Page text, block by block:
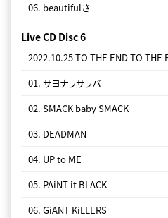
06. beautifulさ
Live CD Disc 6
2022.10.25 TO THE END TO THE
01. サヨナラサラバ
02. SMACK baby SMACK
03. DEADMAN
04. UP to ME
05. PAiNT it BLACK
06. GiANT KiLLERS